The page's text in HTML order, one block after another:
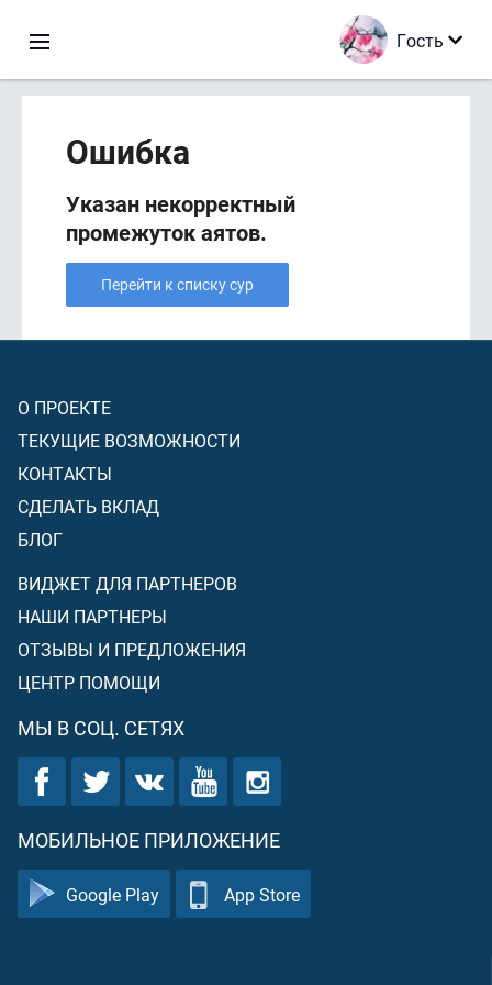
Гость
Ошибка
Указан некорректный
промежуток аятов.
Перейти к списку сур
О ПРОЕКТЕ
ТЕКУЩИЕ ВОЗМОЖНОСТИ
КОНТАКТЫ
СДЕЛАТЬ ВКЛАД
БЛОГ
ВИДЖЕТ ДЛЯ ПАРТНЕРОВ
НАШИ ПАРТНЕРЫ
ОТЗЫВЫ И ПРЕДЛОЖЕНИЯ
ЦЕНТР ПОМОЩИ
МЫ В СОЦ. СЕТЯХ
МОБИЛЬНОЕ ПРИЛОЖЕНИЕ
Google Play App Store